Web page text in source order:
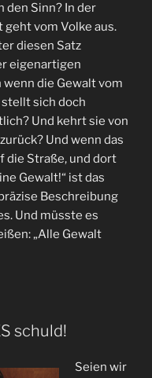
den Sinn? In der
vom Volke aus.
diesen Satz
eigenartigen
die Gewalt vom
sich doch
Und kehrt sie von
Und wenn das
die Straße, und dort
Gewalt!“ ist das
Beschreibung
Und müsste es
„Alle Gewalt
schuld!
Seien wir